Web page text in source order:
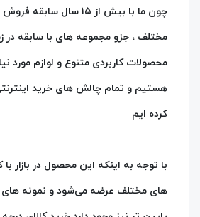
چون ما با بیش از ۱۵ سال
مختلف ، جزو مجموعه‌ های با سابقه در
محصولات کاربردی متنوع و لوازم مورد
هستیم و تمام چالش های خرید
کرده ایم
با توجه به اینکه این محصول در بازار
های مختلف عرضه می‌شود و نمونه‌ های